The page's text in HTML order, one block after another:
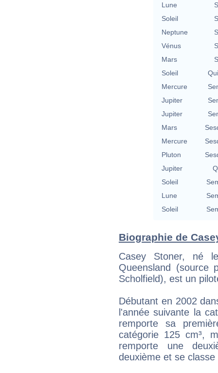
Lune
Soleil
Neptune
Vénus
Mars
Soleil
Mercure
Jupiter
Jupiter
Mars
Mercure
Pluton
Jupiter
Soleil
Lune
Soleil
Biographie de
Casey Stoner, né
Queensland (source
Scholfield), est un
Débutant en 2002
l'année suivante la
remporte sa
catégorie 125 cm³,
remporte une
deuxième et se